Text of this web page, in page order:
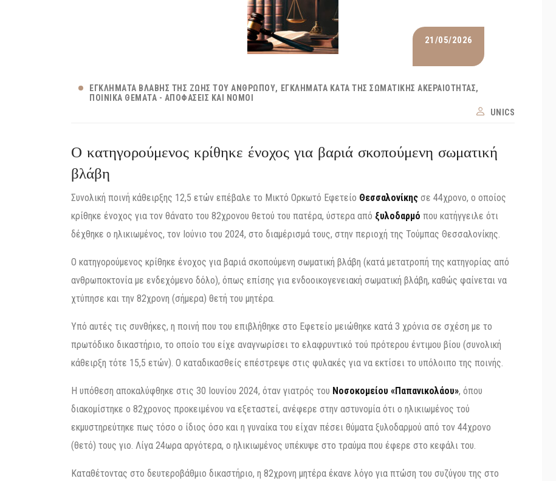
21/05/2026
ΕΓΚΛΉΜΑΤΑ ΒΛΆΒΗΣ ΤΗΣ ΖΩΉΣ ΤΟΥ ΑΝΘΡΏΠΟΥ
ΕΓΚΛΉΜΑΤΑ ΚΑΤΆ ΤΗΣ ΣΩΜΑΤΙΚΉΣ ΑΚΕΡΑΙΌΤΗΤΑΣ
ΠΟΙΝΙΚΆ ΘΈΜΑΤΑ - ΑΠΟΦΆΣΕΙΣ ΚΑΙ ΝΌΜΟΙ
UNICS
Ο κατηγορούμενος κρίθηκε ένοχος για βαριά σκοπούμενη σωματική
βλάβη
Συνολική ποινή κάθειρξης 12,5 ετών επέβαλε το Μικτό Ορκωτό Εφετείο Θεσσαλονίκης σε 44χρονο, ο οποίος
κρίθηκε ένοχος για τον θάνατο του 82χρονου θετού του πατέρα, ύστερα από ξυλοδαρμό που κατήγγειλε ότι
δέχθηκε ο ηλικιωμένος, τον Ιούνιο του 2024, στο διαμέρισμά τους, στην περιοχή της Τούμπας Θεσσαλονίκης.
Ο κατηγορούμενος κρίθηκε ένοχος για βαριά σκοπούμενη σωματική βλάβη (κατά μετατροπή της κατηγορίας από
ανθρωποκτονία με ενδεχόμενο δόλο), όπως επίσης για ενδοοικογενειακή σωματική βλάβη, καθώς φαίνεται να
χτύπησε και την 82χρονη (σήμερα) θετή του μητέρα.
Υπό αυτές τις συνθήκες, η ποινή που του επιβλήθηκε στο Εφετείο μειώθηκε κατά 3 χρόνια σε σχέση με το
πρωτόδικο δικαστήριο, το οποίο του είχε αναγνωρίσει το ελαφρυντικό τού πρότερου έντιμου βίου (συνολική
κάθειρξη τότε 15,5 ετών). Ο καταδικασθείς επέστρεψε στις φυλακές για να εκτίσει το υπόλοιπο της ποινής.
Η υπόθεση αποκαλύφθηκε στις 30 Ιουνίου 2024, όταν γιατρός του Νοσοκομείου «Παπανικολάου», όπου
διακομίστηκε ο 82χρονος προκειμένου να εξεταστεί, ανέφερε στην αστυνομία ότι ο ηλικιωμένος τού
εκμυστηρεύτηκε πως τόσο ο ίδιος όσο και η γυναίκα του είχαν πέσει θύματα ξυλοδαρμού από τον 44χρονο
(θετό) τους γιο. Λίγα 24ωρα αργότερα, ο ηλικιωμένος υπέκυψε στο τραύμα που έφερε στο κεφάλι του.
Καταθέτοντας στο δευτεροβάθμιο δικαστήριο, η 82χρονη μητέρα έκανε λόγο για πτώση του συζύγου της στο